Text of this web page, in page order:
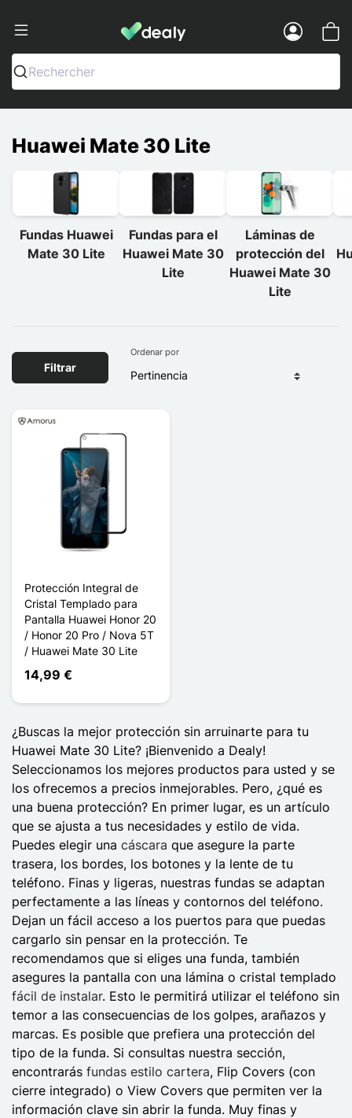
Dealy - Fundas y accesorios para
Rechercher
Huawei Mate 30 Lite
Fundas Huawei
Mate 30 Lite
Fundas para el
Huawei Mate 30
Lite
Láminas de
protección del
Huawei Mate 30
Lite
Filtrar
Ordenar por
Protección Integral de
Cristal Templado para
Pantalla Huawei Honor 20
/ Honor 20 Pro / Nova 5T
/ Huawei Mate 30 Lite
14,99 €
¿Buscas la mejor protección sin arruinarte para tu
Huawei Mate 30 Lite? ¡Bienvenido a Dealy!
Seleccionamos los mejores productos para usted y se
los ofrecemos a precios inmejorables. Pero, ¿qué es
una buena protección? En primer lugar, es un artículo
que se ajusta a tus necesidades y estilo de vida.
Puedes elegir una cáscara que asegure la parte
trasera, los bordes, los botones y la lente de tu
teléfono. Finas y ligeras, nuestras fundas se adaptan
perfectamente a las líneas y contornos del teléfono.
Dejan un fácil acceso a los puertos para que puedas
cargarlo sin pensar en la protección. Te
recomendamos que si eliges una funda, también
asegures la pantalla con una lámina o cristal templado
fácil de instalar. Esto le permitirá utilizar el teléfono sin
temor a las consecuencias de los golpes, arañazos y
marcas. Es posible que prefiera una protección del
tipo de la funda. Si consultas nuestra sección,
encontrarás fundas estilo cartera, Flip Covers (con
cierre integrado) o View Covers que permiten ver la
información clave sin abrir la funda. Muy finas y